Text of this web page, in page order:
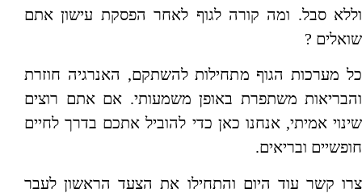
וללא סבל. ומה קורה לגוף לאחר הפסקת עישון אתם
שואלים ?
כל מערכות הגוף מתחילות להשתקם, האנרגיה חוזרת
והבריאות משתפרת באופן משמעותי. אם אתם רוצים
שינוי אמיתי, אנחנו כאן כדי להוביל אתכם בדרך לחיים
חופשיים ובריאים.
צרו קשר עוד היום והתחילו את הצעד הראשון לעבר